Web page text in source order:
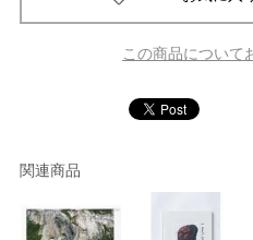
この商品について
関連商品